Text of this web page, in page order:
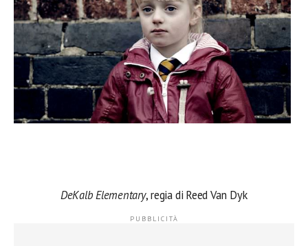
DeKalb Elementary, regia di Reed Van Dyk